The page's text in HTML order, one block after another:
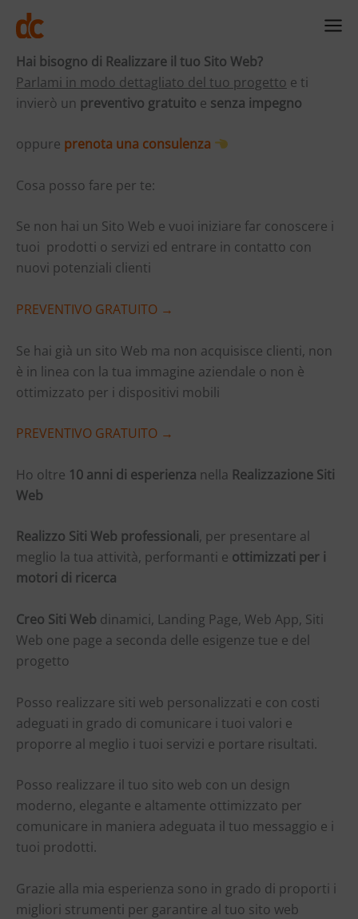
contenuto
Hai bisogno di Realizzare il tuo Sito Web?
Parlami in modo dettagliato del tuo progetto e ti
invierò un preventivo gratuito e senza impegno
oppure prenota una consulenza
Cosa posso fare per te:
Se non hai un Sito Web e vuoi iniziare far conoscere i
tuoi prodotti o servizi ed entrare in contatto con
nuovi potenziali clienti
PREVENTIVO GRATUITO →
Se hai già un sito Web ma non acquisisce clienti, non
è in linea con la tua immagine aziendale o non è
ottimizzato per i dispositivi mobili
PREVENTIVO GRATUITO →
Ho oltre 10 anni di esperienza nella Realizzazione Siti
Web
Realizzo Siti Web professionali, per presentare al
meglio la tua attività, performanti e ottimizzati per i
motori di ricerca
Creo Siti Web dinamici, Landing Page, Web App, Siti
Web one page a seconda delle esigenze tue e del
progetto
Posso realizzare siti web personalizzati e con costi
adeguati in grado di comunicare i tuoi valori e
proporre al meglio i tuoi servizi e portare risultati.
Posso realizzare il tuo sito web con un design
moderno, elegante e altamente ottimizzato per
comunicare in maniera adeguata il tuo messaggio e i
tuoi prodotti.
Grazie alla mia esperienza sono in grado di proporti i
migliori strumenti per garantire al tuo sito web